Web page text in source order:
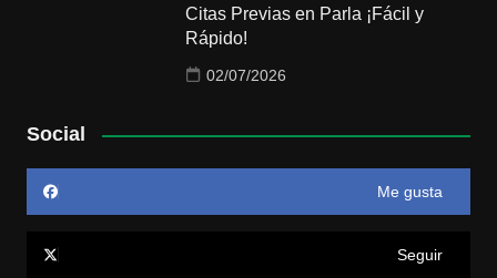
Citas Previas en Parla ¡Fácil y
Rápido!
02/07/2026
Social
Me gusta
Seguir